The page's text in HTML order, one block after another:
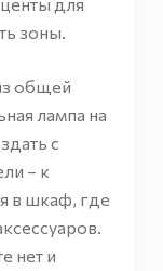
зоны.
общей
лампа на
с
– к
в шкаф, где
нет и